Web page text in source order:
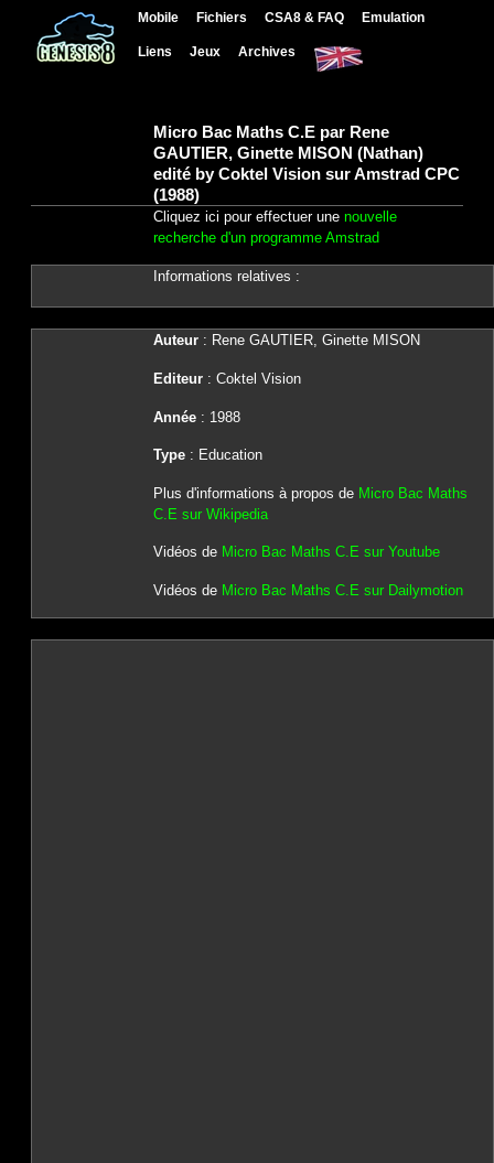
Mobile Fichiers CSA8 & FAQ Emulation
Liens Jeux Archives
Micro Bac Maths C.E par Rene
GAUTIER, Ginette MISON (Nathan)
edité by Coktel Vision sur Amstrad CPC
(1988)
Cliquez ici pour effectuer une nouvelle
recherche d'un programme Amstrad
Informations relatives :
Auteur: Rene GAUTIER, Ginette MISON
Editeur: Coktel Vision
Année: 1988
Type: Education
Plus d'informations à propos de Micro Bac Maths
C.E sur Wikipedia
Vidéos de Micro Bac Maths C.E sur Youtube
Vidéos de Micro Bac Maths C.E sur Dailymotion